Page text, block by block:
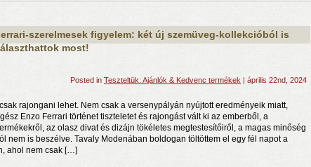
szerelmesek figyelem: két új szemüveg-kollekcióból is
most!
Posted in Teszteltük: Ajánlók & Kedvenc termékek | április 22nd, 2024
rajongani lehet. Nem csak a versenypályán nyújtott eredményeik miatt,
Enzo Ferrari történet tiszteletet és rajongást vált ki az emberből, a
az olasz divat és dizájn tökéletes megtestesítőiről, a magas minőség
nem is beszélve. Tavaly Modenában boldogan töltöttem el egy fél napot a
ahol nem csak […]